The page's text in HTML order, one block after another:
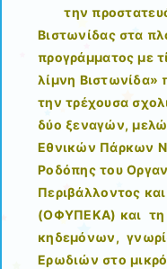
την
Βιστωνίδας στα
προγράμματος με
λίμνη Βιστωνίδα»
την τρέχουσα
δύο ξεναγών,
Εθνικών Πάρκων
Ροδόπης του
Περιβάλλοντος
(ΟΦΥΠΕΚΑ) και τη
κηδεμόνων,
Ερωδιών στο